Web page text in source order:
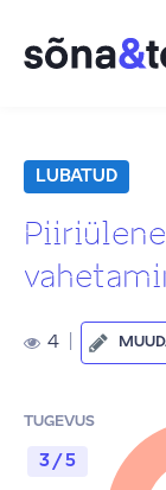
LUBATUD
4
TUGEVUS
3 / 5